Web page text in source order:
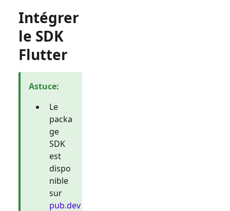
Intégrer
le SDK
Flutter
Astuce:
Le
packa
ge
SDK
est
dispo
nible
sur
pub.dev